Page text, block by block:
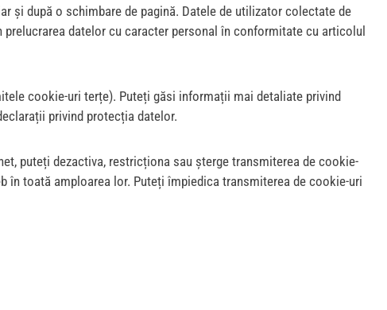
și după o schimbare de pagină. Datele de utilizator colectate de
datelor cu caracter personal în conformitate cu articolul
cookie-uri terțe). Puteți găsi informații mai detaliate privind
privind protecția datelor.
puteți dezactiva, restricționa sau șterge transmiterea de cookie-
toată amploarea lor. Puteți împiedica transmiterea de cookie-uri